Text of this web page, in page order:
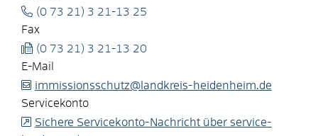
(0 73 21) 3 21-13 25
Fax
(0 73 21) 3 21-13 20
E-Mail
immissionsschutz@landkreis-heidenheim.de
Servicekonto
Sichere Servicekonto-Nachricht über service-